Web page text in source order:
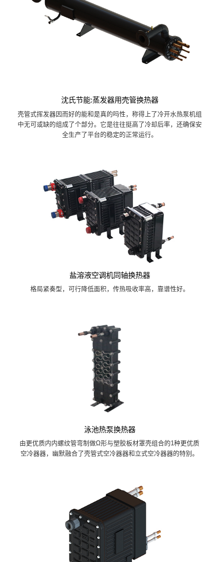
沈氏节能:蒸发器用壳管换热器
壳管式挥发器因而好的能和是真的吗性，称得上了冷开水热泵机组
中无可或缺的组成了个部分。它是往往挺高了冷却后率，还确保安
全生产了平台的稳定的正常运行。
盐溶液空调机同轴换热器
格局紧奏型，可行降低面积，传热吸收率高，靠谱性好。
泳池热泵换热器
由更优质内内螺纹管弯制做Ω形与塑胶板材罩壳组合的1种更优质
空冷器器，幽默融合了壳管式空冷器器和立式空冷器器的特别。